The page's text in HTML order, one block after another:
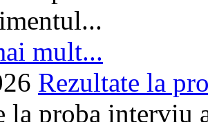
mult...
Rezultate la
la proba interviu